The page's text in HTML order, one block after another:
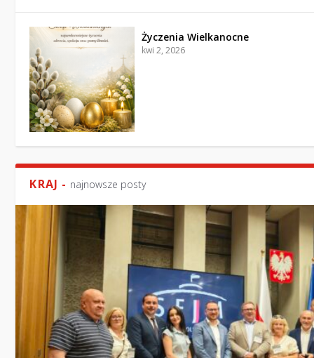
Życzenia Wielkanocne
kwi 2, 2026
KRAJ - najnowsze posty